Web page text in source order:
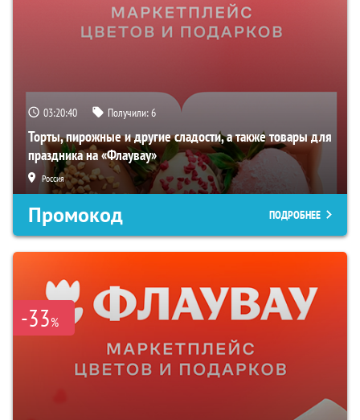
03:20:39 Получили:6
Торты, пирожные и другие сладости, а также товары для
праздника на «Флаувау»
Россия
Промокод ПОДРОБНЕЕ
-33%